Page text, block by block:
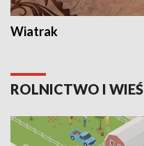
Wiatrak
ROLNICTWO I WIEŚ